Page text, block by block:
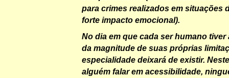
para crimes realizados em situações
forte impacto emocional).
No dia em que cada ser humano tiver
da magnitude de suas próprias
especialidade deixará de existir.
alguém falar em acessibilidade,